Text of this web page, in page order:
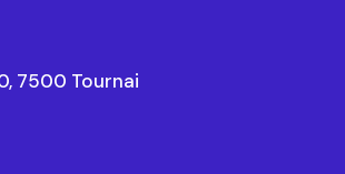
7500 Tournai